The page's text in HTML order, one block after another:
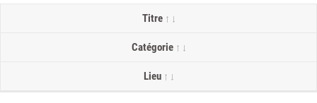
Titre
Catégorie
Lieu